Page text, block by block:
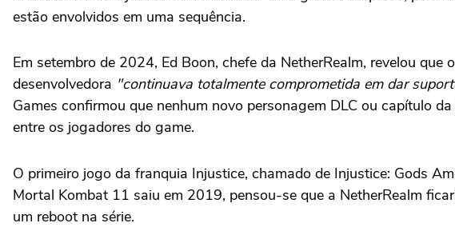
estão envolvidos em uma sequência.
Em setembro de 2024, Ed Boon, chefe da NetherRealm, revelou
desenvolvedora "continuava totalmente comprometida em dar
Games confirmou que nenhum novo personagem DLC ou capítulo
entre os jogadores do game.
O primeiro jogo da franquia Injustice, chamado de Injustice: Gods
Mortal Kombat 11 saiu em 2019, pensou-se que a NetherRealm
um reboot na série.